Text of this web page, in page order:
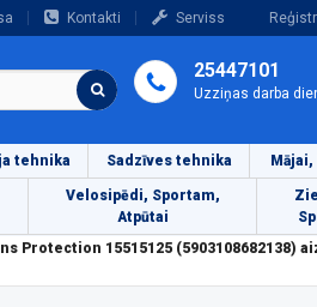
Kontakti Serviss
25447101
Uzziņas darba
tehnika Sadzīves tehnika
Velosipēdi, Sportam,
Atpūtai
Protection 15515125